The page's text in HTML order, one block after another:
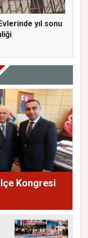
yıl sonu
Kongresi